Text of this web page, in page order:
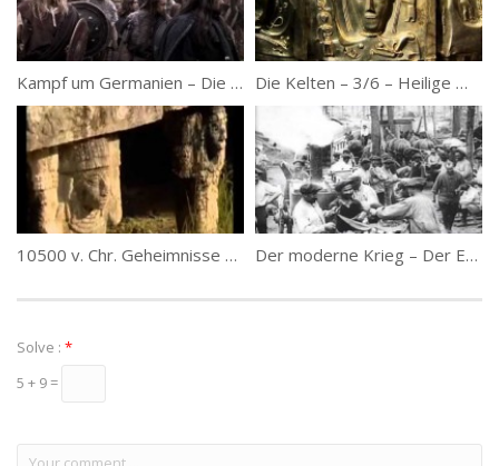
Kampf um Germanien – Die Varusschlacht Die Kelten – 3/6 – Heilige Wälder
10500 v. Chr. Geheimnisse der Hochkulturen Der moderne Krieg – Der Erste Weltkrieg
Solve : *
5 + 9 =